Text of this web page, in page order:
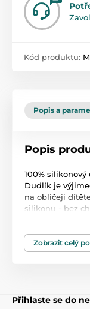
Kód produktu:
Popis a
Popis
100%
Dudlík je
na obličeji
silikonu - bez
za
většinu dětí
silikonovému
Zobrazit celý
Přihlaste se do